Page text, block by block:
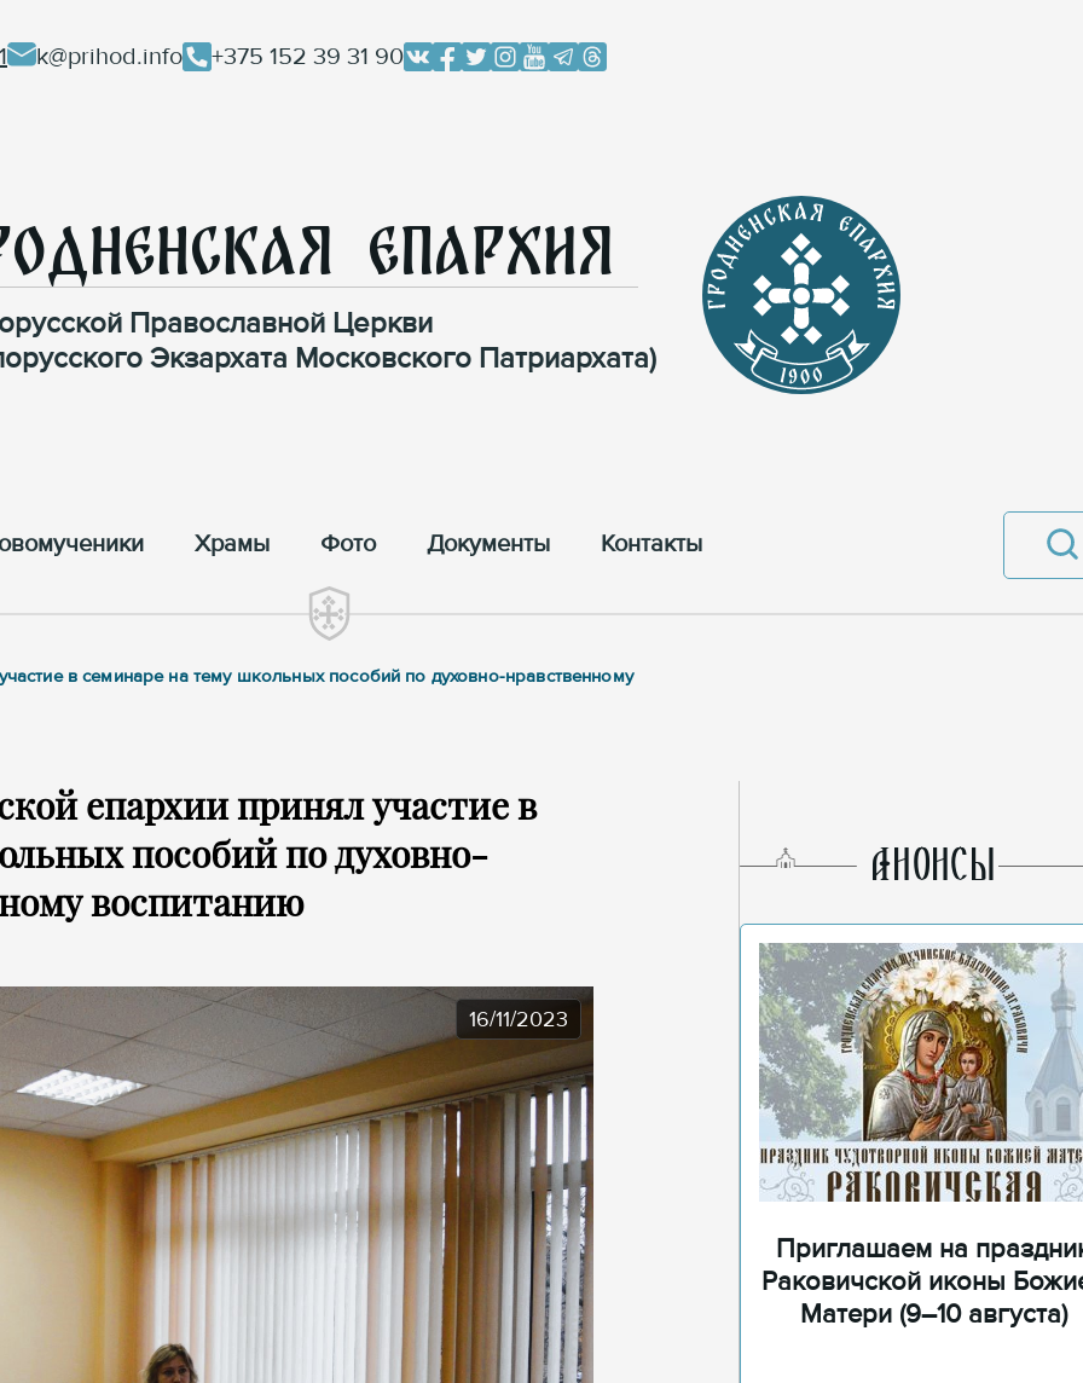
k@prihod.info +375 152 39 31 90
Епархия
Православной Церкви
Экзархата Московского Патриархата)
Храмы Фото Документы Контакты
в семинаре на тему школьных пособий по духовно-нравственному
епархии принял участие в
пособий по духовно-
воспитанию
16/11/2023
AНОНСЫ
Приглашаем на
Раковичской иконы
Матери (9–10 августа)